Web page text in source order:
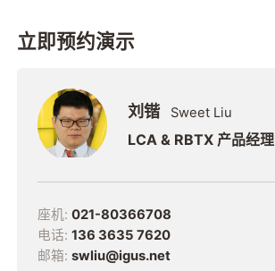
立即预约演示
刘锴 Sweet Liu
LCA & RBTX 产品经理
座机: 021-80366708
电话: 136 3635 7620
邮箱: swliu@igus.net